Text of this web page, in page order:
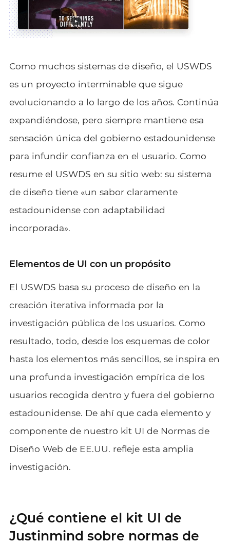
Como muchos sistemas de diseño, el USWDS
es un proyecto interminable que sigue
evolucionando a lo largo de los años. Continúa
expandiéndose, pero siempre mantiene esa
sensación única del gobierno estadounidense
para infundir confianza en el usuario. Como
resume el USWDS en su sitio web: su sistema
de diseño tiene «un sabor claramente
estadounidense con adaptabilidad
incorporada».
Elementos de UI con un propósito
El USWDS basa su proceso de diseño en la
creación iterativa informada por la
investigación pública de los usuarios. Como
resultado, todo, desde los esquemas de color
hasta los elementos más sencillos, se inspira en
una profunda investigación empírica de los
usuarios recogida dentro y fuera del gobierno
estadounidense. De ahí que cada elemento y
componente de nuestro kit UI de Normas de
Diseño Web de EE.UU. refleje esta amplia
investigación.
¿Qué contiene el kit UI de
Justinmind sobre normas de